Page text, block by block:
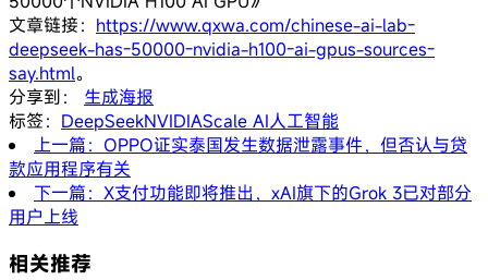
文章链接： https://www.qxwa.com/chinese-ai-lab-
deepseek-has-50000-nvidia-h100-ai-gpus-sources-
say.html。
分享到：
生成海报
标签： DeepSeekNVIDIAScale AI人工智能
上一篇：OPPO证实泰国发生数据泄露事件，但否认与贷
款应用程序有关
下一篇：X支付功能即将推出，xAI旗下的Grok 3已对部分
用户上线
相关推荐